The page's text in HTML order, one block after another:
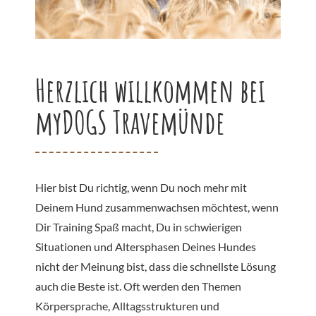
Therapiebegleithundeinsatz
Ausbildung TBH
Herzlich willkommen bei
myDOGS Travemünde
Hier bist Du richtig, wenn Du noch mehr mit
Deinem Hund zusammenwachsen möchtest, wenn
Dir Training Spaß macht, Du in schwierigen
Situationen und Altersphasen Deines Hundes
nicht der Meinung bist, dass die schnellste Lösung
auch die Beste ist. Oft werden den Themen
Körpersprache, Alltagsstrukturen und